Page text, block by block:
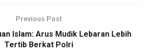
Previous Post
Islam: Arus Mudik Lebaran Lebih
Tertib Berkat Polri